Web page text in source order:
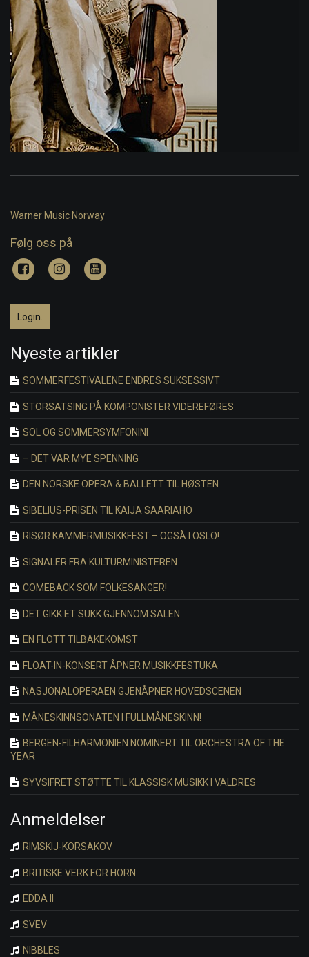
Warner Music Norway
Følg oss på
Login.
Nyeste artikler
SOMMERFESTIVALENE ENDRES SUKSESSIVT
STORSATSING PÅ KOMPONISTER VIDEREFØRES
SOL OG SOMMERSYMFONINI
– DET VAR MYE SPENNING
DEN NORSKE OPERA & BALLETT TIL HØSTEN
SIBELIUS-PRISEN TIL KAIJA SAARIAHO
RISØR KAMMERMUSIKKFEST – OGSÅ I OSLO!
SIGNALER FRA KULTURMINISTEREN
COMEBACK SOM FOLKESANGER!
DET GIKK ET SUKK GJENNOM SALEN
EN FLOTT TILBAKEKOMST
FLOAT-IN-KONSERT ÅPNER MUSIKKFESTUKA
NASJONALOPERAEN GJENÅPNER HOVEDSCENEN
MÅNESKINNSONATEN I FULLMÅNESKINN!
BERGEN-FILHARMONIEN NOMINERT TIL ORCHESTRA OF THE
YEAR
SYVSIFRET STØTTE TIL KLASSISK MUSIKK I VALDRES
Anmeldelser
RIMSKIJ-KORSAKOV
BRITISKE VERK FOR HORN
EDDA II
SVEV
NIBBLES